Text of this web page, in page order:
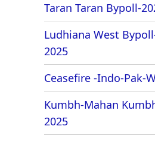
Taran Taran Bypoll-
Ludhiana West
2025
Ceasefire -Indo-Pak-
Kumbh-Mahan
2025